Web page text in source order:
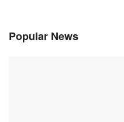
Popular News